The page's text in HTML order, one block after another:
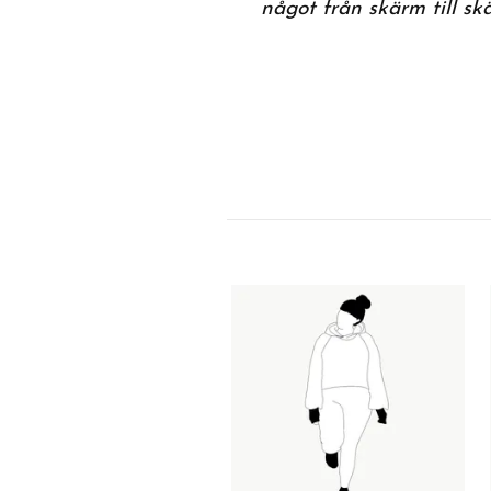
något från skärm till